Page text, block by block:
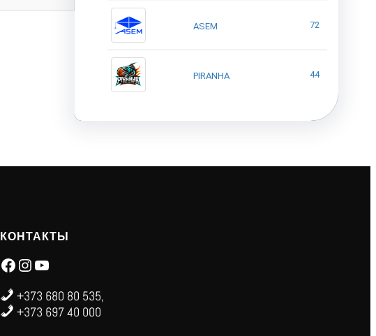
ASEM 72
PIRANHA 44
КОНТАКТЫ
Facebook Instagram YouTube
+373 680 80 535,
+373 697 40 000